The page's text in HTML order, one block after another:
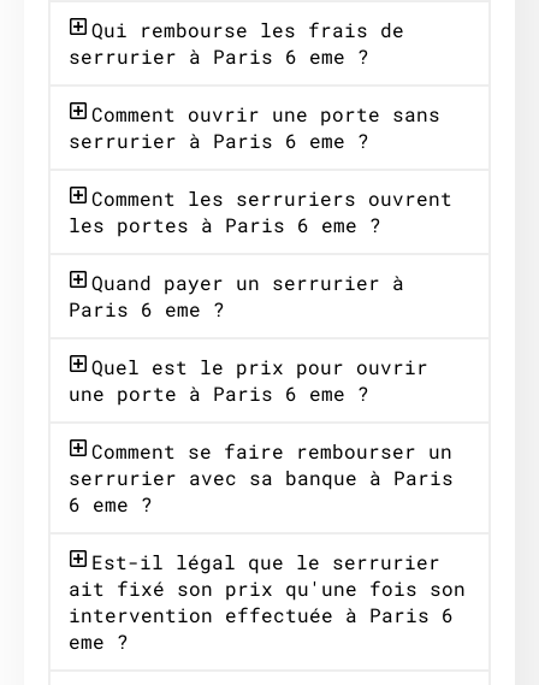
Qui rembourse les frais de
serrurier à Paris 6 eme ?
Comment ouvrir une porte sans
serrurier à Paris 6 eme ?
Comment les serruriers ouvrent
les portes à Paris 6 eme ?
Quand payer un serrurier à
Paris 6 eme ?
Quel est le prix pour ouvrir
une porte à Paris 6 eme ?
Comment se faire rembourser un
serrurier avec sa banque à Paris
6 eme ?
Est-il légal que le serrurier
ait fixé son prix qu'une fois son
intervention effectuée à Paris 6
eme ?